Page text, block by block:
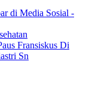
di Media Sosial -
Fransiskus Di
Sn